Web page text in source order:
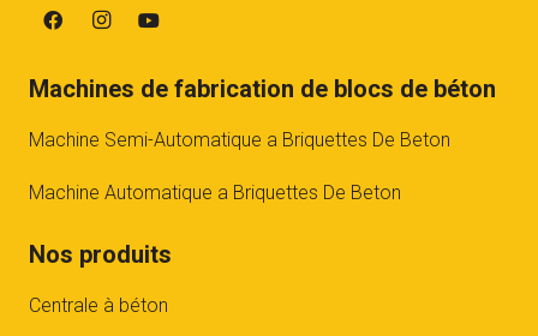
Machines de fabrication de blocs de béton
Machine Semi-Automatique a Briquettes De Beton
Machine Automatique a Briquettes De Beton
Nos produits
Centrale à béton